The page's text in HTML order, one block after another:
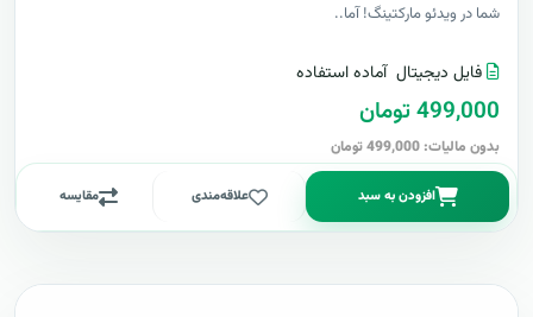
شما در ویدئو مارکتینگ! آما..
فایل دیجیتال آماده استفاده
499,000 تومان
بدون مالیات: 499,000 تومان
افزودن به سبد علاقه‌مندی مقایسه